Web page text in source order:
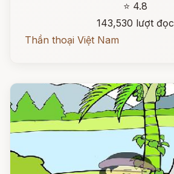
⭐ 4.8
143,530 lượt đọc
Thần thoại Việt Nam